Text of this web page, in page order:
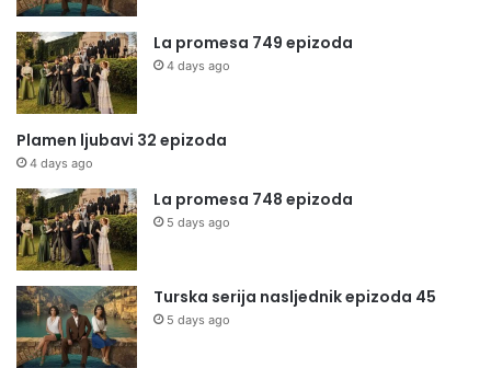
La promesa 749 epizoda
4 days ago
Plamen ljubavi 32 epizoda
4 days ago
La promesa 748 epizoda
5 days ago
Turska serija nasljednik epizoda 45
5 days ago